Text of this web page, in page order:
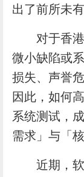
出了前所未
对于香
微小缺陷或
损失、声誉
因此，如何
系统测试，
需求」与「
近期，